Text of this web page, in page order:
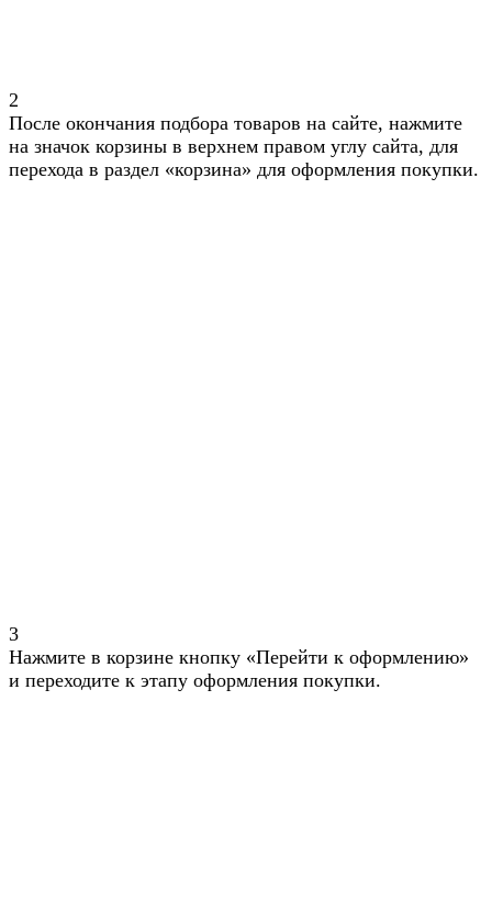
2
После окончания подбора товаров на сайте, нажмите
на значок корзины в верхнем правом углу сайта, для
перехода в раздел «корзина» для оформления покупки.
3
Нажмите в корзине кнопку «Перейти к оформлению»
и переходите к этапу оформления покупки.